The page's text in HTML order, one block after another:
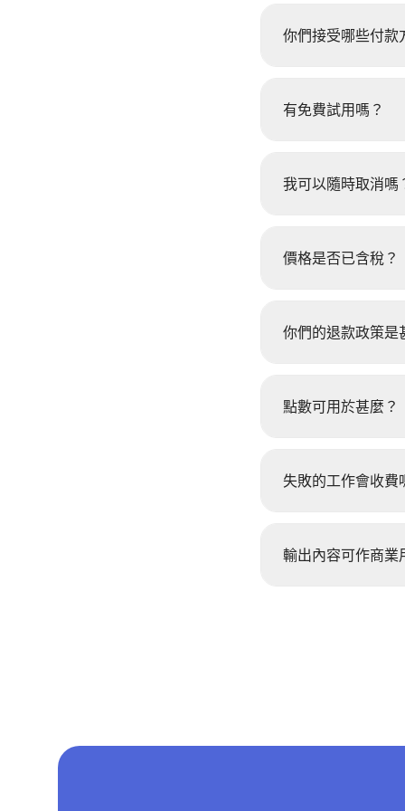
你們接受哪些付款
有免費試用嗎？
我可以隨時取消嗎
價格是否已含稅？
你們的退款政策是
點數可用於甚麼？
失敗的工作會收費
輸出內容可作商業